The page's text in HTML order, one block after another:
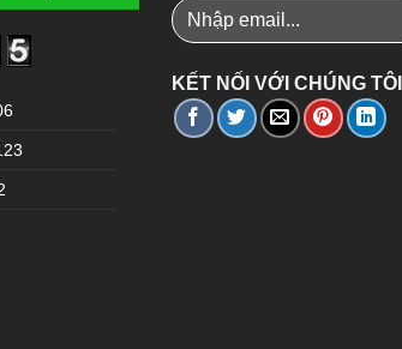
KẾT NỐI VỚI CHÚNG TÔI